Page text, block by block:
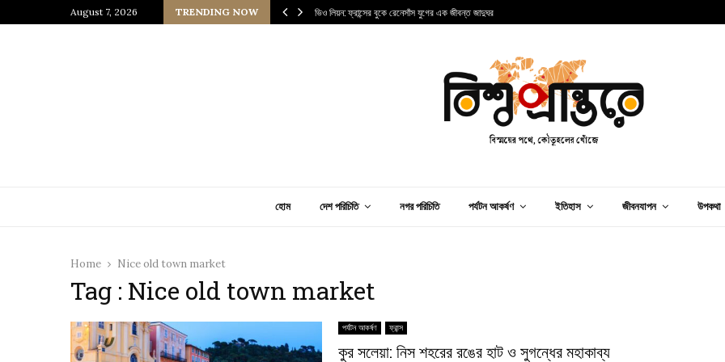
August 7, 2026 TRENDING NOW
জাপানি আধ্যাত্মিকতার ছোঁয়া ভিও লিয়ন: ফ্রান্সের বুকে রেনেসাঁস যুগের এক জীবন্ত জাদুঘর
হোম দেশ পরিচিতি নগর পরিচিতি পর্যটন আকর্ষণ ইতিহাস জীবনযাপন উপকথা
Home Nice old town market
Tag : Nice old town market
পর্যটন আকর্ষণ ফ্রান্স
কুর সলেয়া: নিস শহরের রঙের হাট ও সুগন্ধের মহাকাব্য